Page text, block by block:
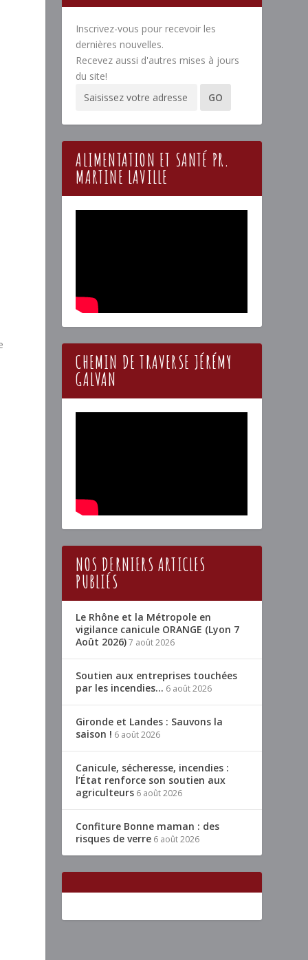
Inscrivez-vous pour recevoir les
dernières nouvelles.
Recevez aussi d'autres mises à jours
du site!
ALIMENTATION ET SANTÉ PR.
MARTINE LAVILLE
CHEMIN DE TRAVERSE JÉRÉMY
GALVAN
NOS DERNIERS ARTICLES
PUBLIÉS
Le Rhône et la Métropole en
vigilance canicule ORANGE (Lyon 7
Août 2026)7 août 2026
Soutien aux entreprises touchées
par les incendies… 6 août 2026
Gironde et Landes : Sauvons la
saison ! 6 août 2026
Canicule, sécheresse, incendies :
l’État renforce son soutien aux
agriculteurs 6 août 2026
Confiture Bonne maman : des
risques de verre 6 août 2026